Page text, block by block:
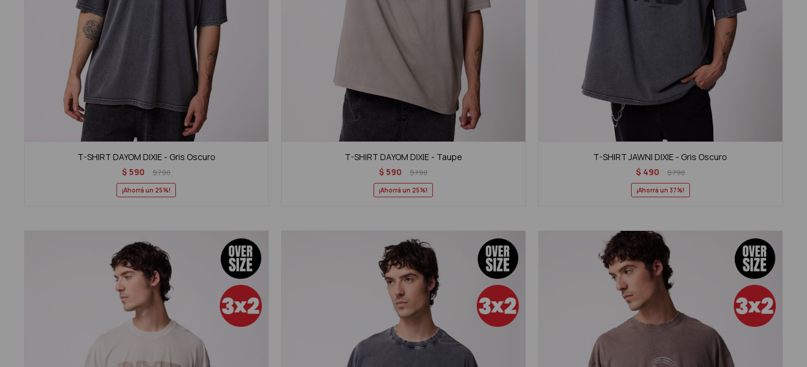
T-SHIRT DAYOM DIXIE - Gris Oscuro
$ 590 $790
25
T-SHIRT DAYOM DIXIE - Taupe
$ 590 $790
25
T-SHIRT JAWNI DIXIE - Gris Oscuro
$ 490 $790
37